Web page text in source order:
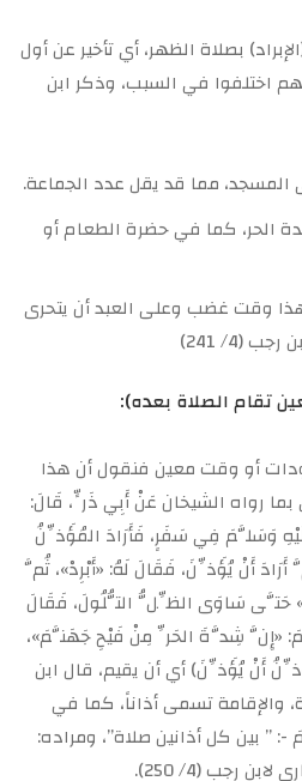
بصلاة الظهر، أي تأخير عن أول
اختلفوا في السبب، وذكر ابن
مما قد يقل عدد الجماعة.
الحر، كما في حضرة الطعام أو
وقت غضب وعلى العبد أن يتحرى
(4/ 241)
تقام الصلاة بعده):
أو وقت معين فنقول أن هذا
بما رواه الشيخان عَنْ أَبِي ذَرٍّ، قَالَ:
وَسَلَّمَ فِي سَفَرٍ، فَأَرَادَ المُؤَذِّنُ
أَنْ يُؤَذِّنَ، فَقَالَ لَهُ: «أَبْرِدْ»، ثُمَّ
حَتَّى سَاوَى الظِّلُّ التُّلُولَ، فَقَالَ
«إِنَّ شِدَّةَ الحَرِّ مِنْ فَيْحِ جَهَنَّمَ»،
أَنْ يُؤَذِّنَ) أي أن يقيم، قال ابن
والإقامة تسمى أذاناً، كما في
بين كل أذانين صلاة”، ومراده:
رجب (4/ 250).